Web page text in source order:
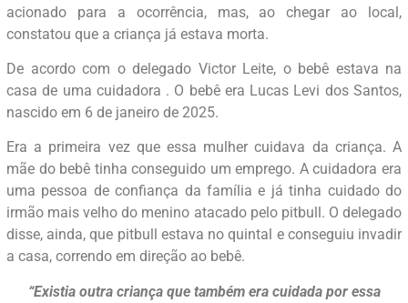
acionado para a ocorrência, mas, ao chegar ao local,
constatou que a criança já estava morta.
De acordo com o delegado Victor Leite, o bebê estava na
casa de uma cuidadora . O bebê era Lucas Levi dos Santos,
nascido em 6 de janeiro de 2025.
Era a primeira vez que essa mulher cuidava da criança. A
mãe do bebê tinha conseguido um emprego. A cuidadora era
uma pessoa de confiança da família e já tinha cuidado do
irmão mais velho do menino atacado pelo pitbull. O delegado
disse, ainda, que pitbull estava no quintal e conseguiu invadir
a casa, correndo em direção ao bebê.
“Existia outra criança que também era cuidada por essa